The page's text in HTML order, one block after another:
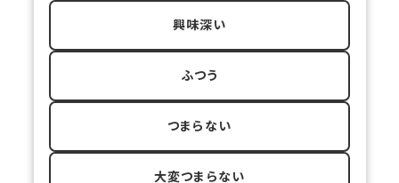
興味深い
ふつう
つまらない
大変つまらない